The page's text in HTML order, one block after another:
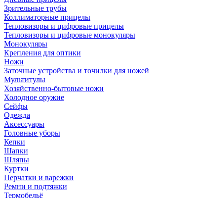
Зрительные трубы
Коллиматорные прицелы
Тепловизоры и цифровые прицелы
Тепловизоры и цифровые монокуляры
Монокуляры
Крепления для оптики
Ножи
Заточные устройства и точилки для ножей
Мультитулы
Хозяйственно-бытовые ножи
Холодное оружие
Сейфы
Одежда
Аксессуары
Головные уборы
Кепки
Шапки
Шляпы
Куртки
Перчатки и варежки
Ремни и подтяжки
Термобельё